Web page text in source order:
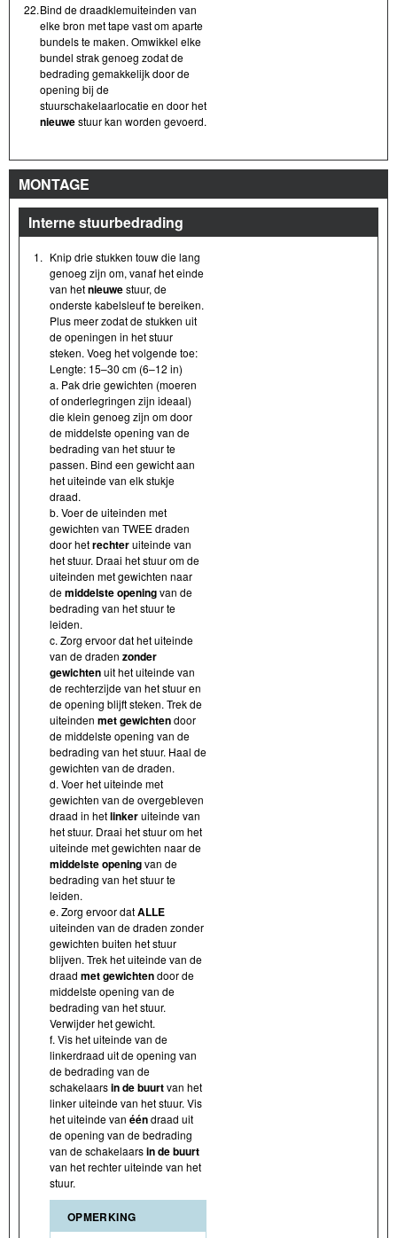
22.Bind de draadklemuiteinden van
elke bron met tape vast om aparte
bundels te maken. Omwikkel elke
bundel strak genoeg zodat de
bedrading gemakkelijk door de
opening bij de
stuurschakelaarlocatie en door het
nieuwestuur kan worden gevoerd.
MONTAGE
Interne stuurbedrading
1. Knip drie stukken touw die lang
genoeg zijn om, vanaf het einde
van hetnieuwestuur, de
onderste kabelsleuf te bereiken.
Plus meer zodat de stukken uit
de openingen in het stuur
steken. Voeg het volgende toe:
Lengte: 15–30 cm (6–12 in)
a. Pak drie gewichten (moeren
of onderlegringen zijn ideaal)
die klein genoeg zijn om door
de middelste opening van de
bedrading van het stuur te
passen. Bind een gewicht aan
het uiteinde van elk stukje
draad.
b. Voer de uiteinden met
gewichten van TWEE draden
door hetrechteruiteinde van
het stuur. Draai het stuur om de
uiteinden met gewichten naar
demiddelste openingvan de
bedrading van het stuur te
leiden.
c. Zorg ervoor dat het uiteinde
van de draden zonder
gewichtenuit het uiteinde van
de rechterzijde van het stuur en
de opening blijft steken. Trek de
uiteinden met gewichtendoor
de middelste opening van de
bedrading van het stuur. Haal de
gewichten van de draden.
d. Voer het uiteinde met
gewichten van de overgebleven
draad in hetlinkeruiteinde van
het stuur. Draai het stuur om het
uiteinde met gewichten naar de
middelste openingvan de
bedrading van het stuur te
leiden.
e. Zorg ervoor datALLE
uiteinden van de draden zonder
gewichten buiten het stuur
blijven. Trek het uiteinde van de
draad met gewichtendoor de
middelste opening van de
bedrading van het stuur.
Verwijder het gewicht.
f. Vis het uiteinde van de
linkerdraad uit de opening van
de bedrading van de
schakelaarsin de buurtvan het
linker uiteinde van het stuur. Vis
het uiteinde van ééndraad uit
de opening van de bedrading
van de schakelaarsin de buurt
van het rechter uiteinde van het
stuur.
OPMERKING